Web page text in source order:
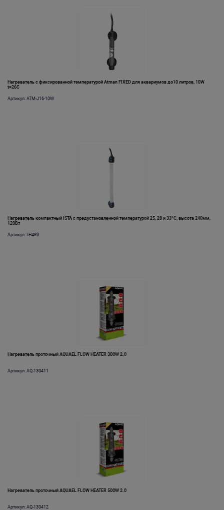
Нагреватель c фиксированной температурой Atman FIXED для аквариумов до10 литров, 10W
t=26C
Артикул: ATM-J16-10W
Нагреватель компактный ISTA с предустановленной температурой 25, 28 и 33°С, высота 240мм,
120Вт
Артикул: I-H489
Нагреватель проточный AQUAEL FLOW HEATER 300W 2.0
Артикул: AQ-130411
Нагреватель проточный AQUAEL FLOW HEATER 500W 2.0
Артикул: AQ-130412